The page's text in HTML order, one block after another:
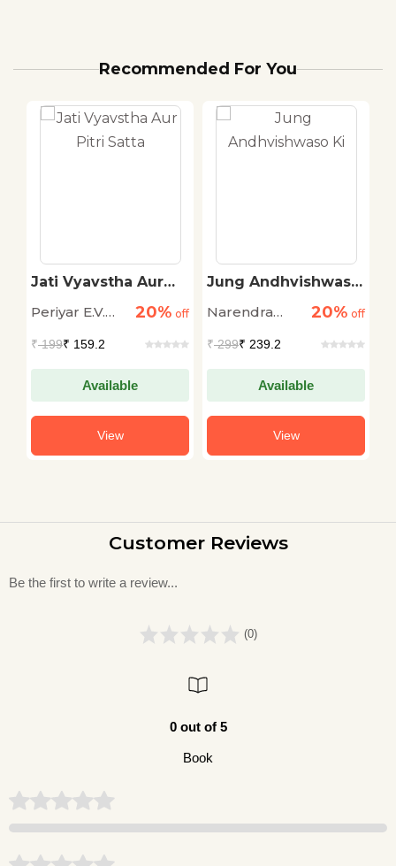
Recommended For You
Jati Vyavstha Aur
Periyar E.V.
20% off
₹199₹ 159.2
Available
View
Jung Andhvishwaso
Narendra
20% off
₹299₹ 239.2
Available
View
Customer Reviews
Be the first to write a review...
(0)
0 out of 5
Book